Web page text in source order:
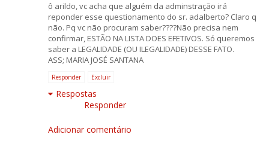
ô arildo, vc acha que alguém da adminstração irá
reponder esse questionamento do sr. adalberto? Claro q
não. Pq vc não procuram saber????Não precisa nem
confirmar, ESTÃO NA LISTA DOES EFETIVOS. Só queremos
saber a LEGALIDADE (OU ILEGALIDADE) DESSE FATO.
ASS; MARIA JOSÉ SANTANA
Responder Excluir
Respostas
Responder
Adicionar comentário